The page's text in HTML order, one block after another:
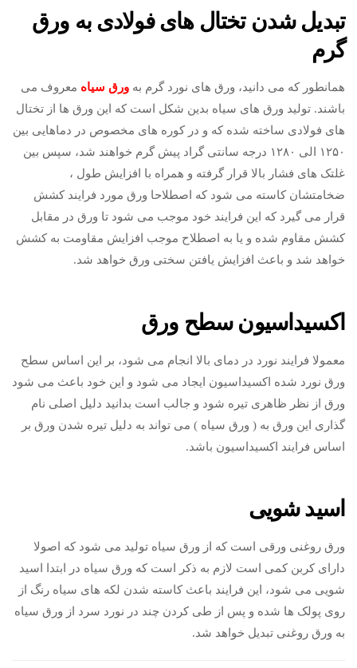
تبدیل شدن تختال های فولادی به ورق
گرم
همانطور که می دانید، ورق های نورد گرم به ورق سیاه معروف می
باشند. تولید ورق های سیاه بدین شکل است که این ورق ها از تختال
های فولادی ساخته شده که و در کوره های مخصوص در دماهایی بین
۱۲۵۰ الی ۱۲۸۰ درجه سانتی گراد پیش گرم خواهند شد، سپس بین
غلتک های فشار بالا قرار گرفته و همراه با افزایش طول ،
ضخامتشان کاسته می شود که اصطلاحا ورق مورد فرایند کشش
قرار می گیرد که این فرایند خود موجب می شود تا ورق در مقابل
کشش مقاوم شده و یا به اصطلاح موجب افزایش مقاومت به کشش
خواهد شد و باعث افزایش یافتن سختی ورق خواهد شد.
اکسیداسیون سطح ورق
معمولا فرایند نورد در دمای بالا انجام می شود، بر این اساس سطح
ورق نورد شده اکسیداسیون ایجاد می شود و این خود باعث می شود
ورق از نظر ظاهری تیره شود و جالب است بدانید دلیل اصلی نام
گذاری این ورق به ( ورق سیاه ) می تواند به دلیل تیره شدن ورق بر
اساس فرایند اکسیداسیون باشد.
اسید شویی
ورق روغنی ورقی است که از ورق سیاه تولید می شود که اصولا
دارای کربن کمی است لازم به ذکر است که ورق سیاه در ابتدا اسید
شویی می شود، این فرایند باعث کاسته شدن لکه های سیاه رنگ از
روی پولک ها شده و پس از طی کردن چند در نورد سرد از ورق سیاه
به ورق روغنی تبدیل خواهد شد.